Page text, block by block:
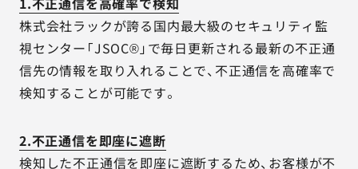
株式会社ラックが誇る国内最大級のセキュリティ監
視センター「JSOC®」で毎日更新される最新の不正通
信先の情報を取り入れることで、不正通信を高確率で
検知することが可能です。
2.不正通信を即座に遮断
検知した不正通信を即座に遮断するため、お客様が不